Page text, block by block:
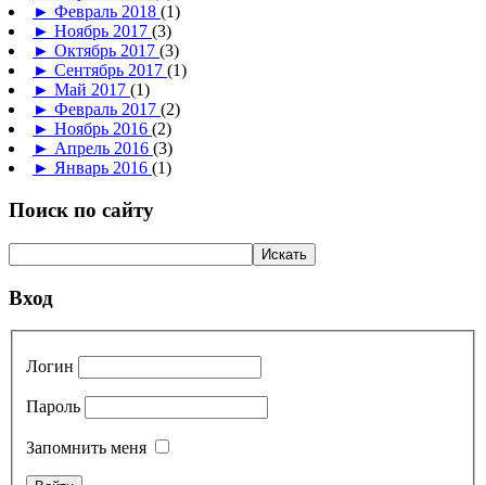
► Февраль 2018 (1)
► Ноябрь 2017 (3)
► Октябрь 2017 (3)
► Сентябрь 2017 (1)
► Май 2017 (1)
► Февраль 2017 (2)
► Ноябрь 2016 (2)
► Апрель 2016 (3)
► Январь 2016 (1)
Поиск по сайту
Вход
Логин
Пароль
Запомнить меня